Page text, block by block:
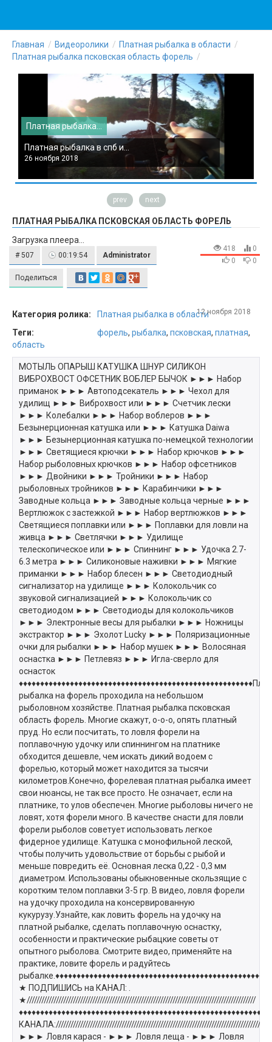
Главная Видеоролики
Платная рыбалка в области
Платная рыбалка псковская область форель
Платная рыбалка...
Платная рыбалка в спб и...
26 ноября 2018
prev next
ПЛАТНАЯ РЫБАЛКА ПСКОВСКАЯ ОБЛАСТЬ ФОРЕЛЬ
Загрузка плеера...
# 507 00:19:54 Administrator
Поделиться
418
0
0
0
Категория ролика:
Платная рыбалка в области
Теги:
форель, рыбалка, псковская, платная,
область
МОТЫЛЬ ОПАРЫШ КАТУШКА ШНУР СИЛИКОН
ВИБРОХВОСТ ОФСЕТНИК ВОБЛЕР БЫЧОК ►►► Набор
приманок ►►► Автоподсекатель ►►► Чехол для
удилищ ►►► Виброхвост или ►►► Счетчик лески
►►► Колебалки ►►► Набор воблеров ►►►
Безынерционная катушка или ►►► Катушка Daiwa
►►► Безынерционная катушка по-немецкой технологии
►►► Светящиеся крючки ►►► Набор крючков ►►►
Набор рыболовных крючков ►►► Набор офсетников
►►► Двойники ►►► Тройники ►►► Набор
рыболовных тройников ►►► Карабинчики ►►►
Заводные кольца ►►► Заводные кольца черные ►►►
Вертлюжок с застежкой ►►► Набор вертлюжков ►►►
Светящиеся поплавки или ►►► Поплавки для ловли на
живца ►►► Светлячки ►►► Удилище
телескопическое или ►►► Спиннинг ►►► Удочка 2.7-
6.3 метра ►►► Силиконовые наживки ►►► Мягкие
приманки ►►► Набор блесен ►►► Светодиодный
сигнализатор на удилище ►►► Колокольчик со
звуковой сигнализацией ►►► Колокольчик со
светодиодом ►►► Светодиоды для колокольчиков
►►► Электронные весы для рыбалки ►►► Ножницы
экстрактор ►►► Эхолот Lucky ►►► Поляризационные
очки для рыбалки ►►► Набор мушек ►►► Волосяная
оснастка ►►► Петлевяз ►►► Игла-сверло для
оснасток
рыбалка на форель проходила на небольшом
рыболовном хозяйстве. Платная рыбалка псковская
область форель. Многие скажут, о-о-о, опять платный
пруд. Но если посчитать, то ловля форели на
поплавочную удочку или спиннингом на платнике
обходится дешевле, чем искать дикий водоем с
форелью, который может находится за тысячи
километров.Конечно, форелевая платная рыбалка имеет
свои нюансы, не так все просто. Не означает, если на
платнике, то улов обеспечен. Многие рыболовы ничего не
ловят, хотя форели много. В качестве снасти для ловли
форели рыболов советует использовать легкое
фидерное удилище. Катушка с монофильной леской,
чтобы получить удовольствие от борьбы с рыбой и
меньше повредить её. Основная леска 0,22 - 0,3 мм
диаметром. Использованы обыкновенные скользящие с
коротким телом поплавки 3-5 гр. В видео, ловля форели
на удочку проходила на консервированную
кукурузу.Узнайте, как ловить форель на удочку на
платной рыбалке, сделать поплавочную оснастку,
особенности и практические рыбацкие советы от
опытного рыболова. Смотрите видео, применяйте на
практике, ловите форель и радуйтесь
★ ПОДПИШИСЬ на КАНАЛ: .
★//////////////////////////////////////////////////////////////////////////////////////////////
►►► Ловля карася - ►►► Ловля леща - ►►► Ловля
12 ноября 2018